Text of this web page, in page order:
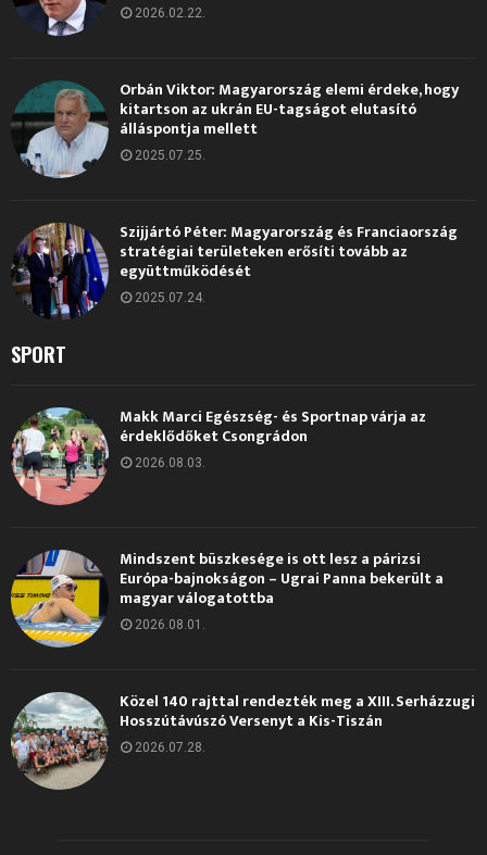
2026.02.22.
Orbán Viktor: Magyarország elemi érdeke, hogy
kitartson az ukrán EU-tagságot elutasító
álláspontja mellett
2025.07.25.
Szijjártó Péter: Magyarország és Franciaország
stratégiai területeken erősíti tovább az
együttműködését
2025.07.24.
SPORT
Makk Marci Egészség- és Sportnap várja az
érdeklődőket Csongrádon
2026.08.03.
Mindszent büszkesége is ott lesz a párizsi
Európa-bajnokságon – Ugrai Panna bekerült a
magyar válogatottba
2026.08.01.
Közel 140 rajttal rendezték meg a XIII. Serházzugi
Hosszútávúszó Versenyt a Kis-Tiszán
2026.07.28.